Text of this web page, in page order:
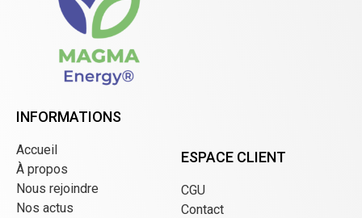
INFORMATIONS
Accueil
À propos
Nous rejoindre
Nos actus
ESPACE CLIENT
CGU
Contact